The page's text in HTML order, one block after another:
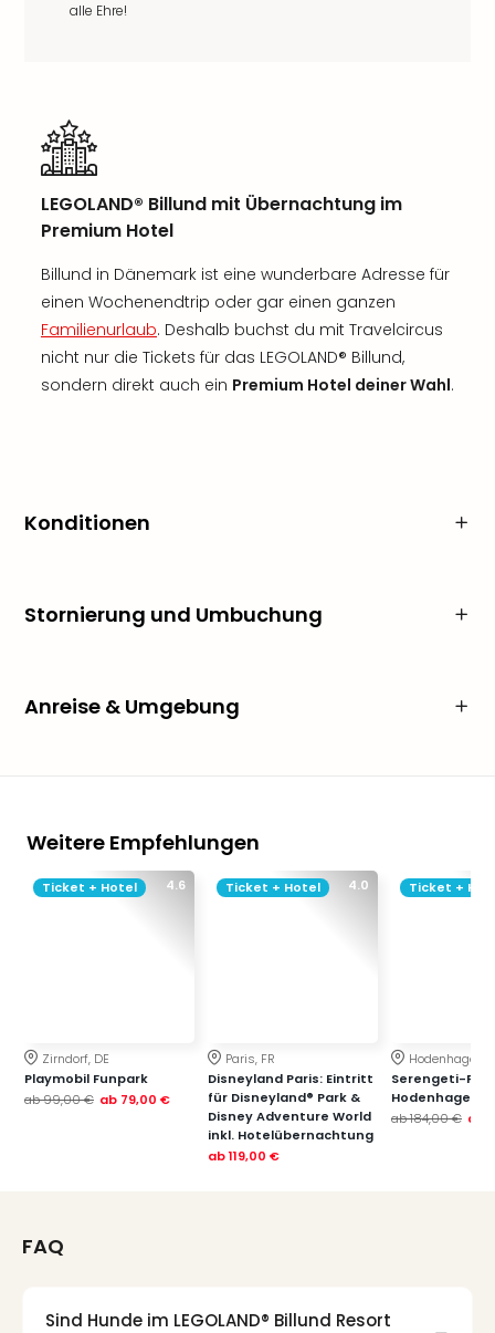
alle Ehre!
LEGOLAND® Billund mit Übernachtung im
Premium Hotel
Billund in Dänemark ist eine wunderbare Adresse für
einen Wochenendtrip oder gar einen ganzen
Familienurlaub. Deshalb buchst du mit Travelcircus
nicht nur die Tickets für das LEGOLAND® Billund,
sondern direkt auch ein Premium Hotel deiner Wahl.
Konditionen
Stornierung und Umbuchung
Anreise & Umgebung
Weitere Empfehlungen
4.6
Ticket + Hotel
Zirndorf, DE
Playmobil Funpark
ab99,00 € ab 79,00 €
4.0
Ticket + Hotel
Paris, FR
Disneyland Paris: Eintritt
für Disneyland® Park &
Disney Adventure World
inkl. Hotelübernachtung
ab119,00 €
Ticket +
Hodenhagen,
Serengeti-Park
Hodenhagen
ab184,00 € ab
FAQ
Sind Hunde im LEGOLAND® Billund Resort